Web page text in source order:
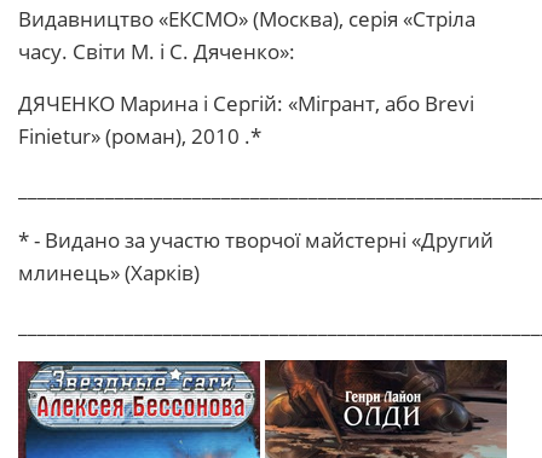
Видавництво «ЕКСМО» (Москва), серія «Стріла
часу. Світи М. і С. Дяченко»:
ДЯЧЕНКО Марина і Сергій: «Мігрант, або Brevi
Finietur» (роман), 2010 .*
* - Видано за участю творчої майстерні «Другий
млинець» (Харків)